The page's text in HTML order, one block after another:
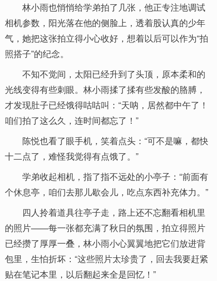
林小雨也悄悄给学弟拍了几张，他正专注地调试
相机参数，阳光落在他的侧脸上，透着股认真的少年
气，她把这张拍立得小心收好，想着以后可以作为“拍
照搭子”的纪念。
不知不觉间，太阳已经升到了头顶，原本柔和的
光线变得有些刺眼。林小雨揉了揉有些发酸的胳膊，
才发现肚子已经饿得咕咕叫：“天呐，居然都中午了！
咱们拍了这么久，连时间都忘了！”
陈悦也看了眼手机，笑着点头：“可不是嘛，都快
十二点了，难怪我觉得有点饿了。”
学弟收起相机，指了指不远处的小亭子：“前面有
个休息亭，咱们去那儿歇会儿，吃点东西补充体力。”
四人拎着道具往亭子走，路上还不忘翻看相机里
的照片——每一张都充满了秋日的氛围，拍立得照片
已经攒了厚厚一叠，林小雨小心翼翼地把它们放进背
包里，生怕折坏：“这些照片太珍贵了，回去我要赶紧
贴在笔记本里，以后翻起来全是回忆！”